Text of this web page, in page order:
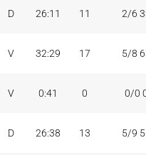
D 26:11 11 2/6
V 32:29 17 5/8
V 0:41 0 0/0
D 26:38 13 5/9